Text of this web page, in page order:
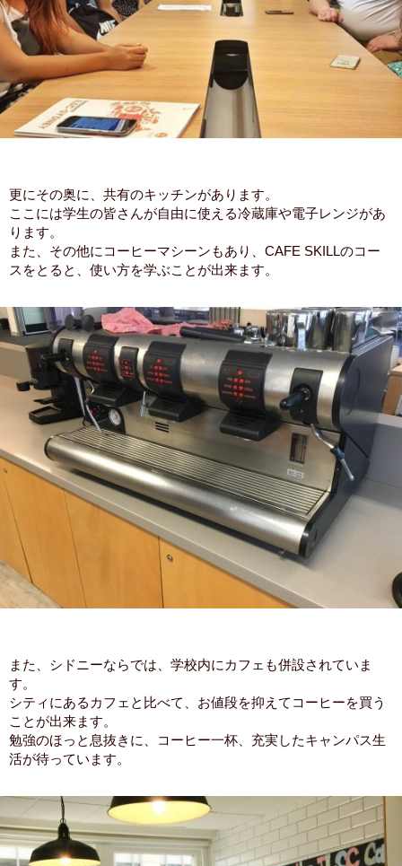
更にその奥に、共有のキッチンがあります。
ここには学生の皆さんが自由に使える冷蔵庫や電子レンジがあ
ります。
また、その他にコーヒーマシーンもあり、CAFE SKILLのコー
スをとると、使い方を学ぶことが出来ます。
また、シドニーならでは、学校内にカフェも併設されていま
す。
シティにあるカフェと比べて、お値段を抑えてコーヒーを買う
ことが出来ます。
勉強のほっと息抜きに、コーヒー一杯、充実したキャンパス生
活が待っています。